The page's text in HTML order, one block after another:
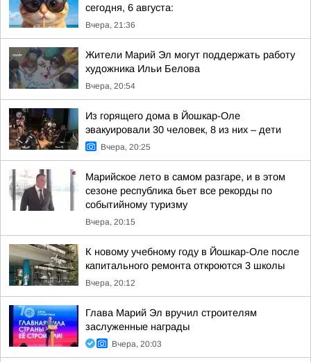
сегодня, 6 августа:
Вчера, 21:36
Жители Марий Эл могут поддержать работу
художника Ильи Белова
Вчера, 20:54
Из горящего дома в Йошкар-Оле
эвакуировали 30 человек, 8 из них – дети
Вчера, 20:25
Марийское лето в самом разгаре, и в этом
сезоне республика бьет все рекорды по
событийному туризму
Вчера, 20:15
К новому учебному году в Йошкар-Оле после
капитального ремонта откроются 3 школы
Вчера, 20:12
Глава Марий Эл вручил строителям
заслуженные награды
Вчера, 20:03